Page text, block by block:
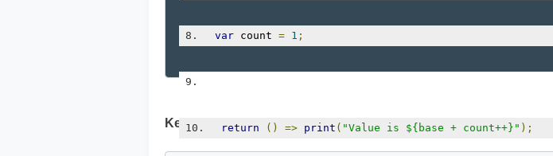
var count = 1 ;
return () => print ( "Value is ${base + count++}" );
Ketika kode di atas dijalankan, konsol akan tampil seperti berikut: